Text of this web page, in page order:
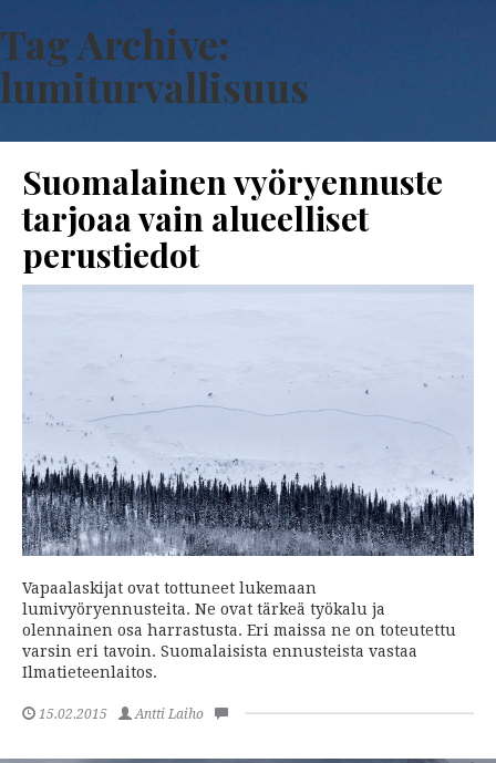
Tag Archive:
lumiturvallisuus
Suomalainen vyöryennuste
tarjoaa vain alueelliset
perustiedot
Vapaalaskijat ovat tottuneet lukemaan
lumivyöryennusteita. Ne ovat tärkeä työkalu ja
olennainen osa harrastusta. Eri maissa ne on toteutettu
varsin eri tavoin. Suomalaisista ennusteista vastaa
Ilmatieteenlaitos.
15.02.2015 Antti Laiho